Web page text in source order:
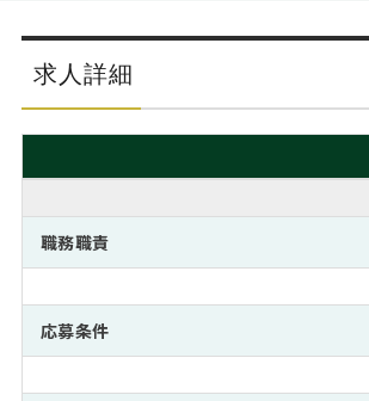
サービス案内
コンサルタントの紹介
キャリアデザイン講座
（最新求人市場動向）
ステージ別アドバイス
MBA留学生数の推移
インターン受入企業一覧
MBAを生かす求人特集
英文レジュメの書き方
職務経歴書の書き方
よくある面接Q&A集
外資系／面接攻略のコツ
“展”職相談室
転職市場の明日をよめ
転職成功への4つの鍵
キャリアに効く一冊
注目企業インタビュー
ジョブフェア
キャリアデザインセミナー
キャリアフォーラム
プロ経営者の特別セミナー
Career Talk Live
MBA NETWORKING
沿革
主なクライアント
採用情報
パブリシティ
ニュースリリース
求人詳細
職務職責
応募条件